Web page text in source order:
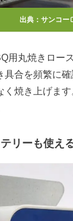
出典： サンコー
用丸焼きロー
具合を頻繁に
く焼き上げま
リーも使え